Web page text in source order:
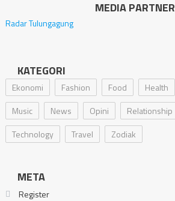
MEDIA PARTNER
Radar Tulungagung
KATEGORI
Ekonomi Fashion Food Health
Music
News Opini Relationship
Technology
Travel Zodiak
META
Register